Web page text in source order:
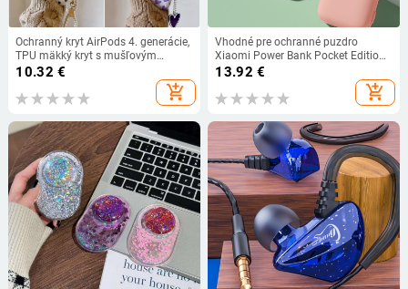
Ochranný kryt AirPods 4. generácie,
TPU mäkký kryt s mušľovým
vzorom, dizajn srdca a motýľa,
10.32 €
add_shopping_cart
Vhodné pre ochranné puzdro
Xiaomi Power Bank Pocket Edition
Pro 33W silikónové 10000mA
protišmykové ochranné puzdro pre
Power Bank
13.92 €
add_shopping_cart